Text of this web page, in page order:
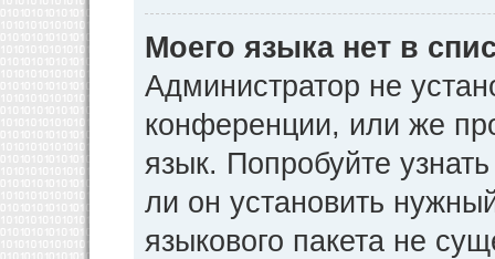
Моего языка нет в
Администратор не
конференции, или же
язык. Попробуйте
ли он установить
языкового пакета не